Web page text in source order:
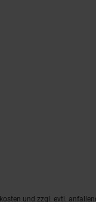
und zzgl. evtl.